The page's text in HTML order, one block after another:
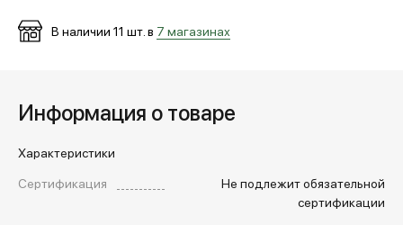
В наличии 11 шт. в 7 магазинах
Информация о товаре
Характеристики
Сертификация
Не подлежит обязательной
сертификации